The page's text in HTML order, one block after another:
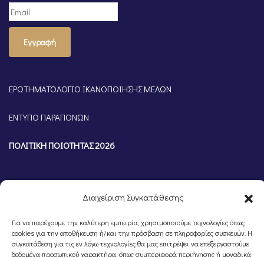
Διαχείριση Συγκατάθεσης
Για να παρέχουμε την καλύτερη εμπειρία, χρησιμοποιούμε τεχνολογίες όπως
cookies για την αποθήκευση ή/και την πρόσβαση σε πληροφορίες συσκευών. Η
συγκατάθεση για τις εν λόγω τεχνολογίες θα μας επιτρέψει να επεξεργαστούμε
δεδομένα προσωπικού χαρακτήρα, όπως συμπεριφορά περιήγησης ή μοναδικά
Εγγραφή
ΕΡΩΤΗΜΑΤΟΛΟΓΙΟ ΙΚΑΝΟΠΟΙΗΣΗΣ ΜΕΛΩΝ
ΕΝΤΥΠΟ ΠΑΡΑΠΟΝΩΝ
ΠΟΛΙΤΙΚΗ ΠΟΙΟΤΗΤΑΣ 2026